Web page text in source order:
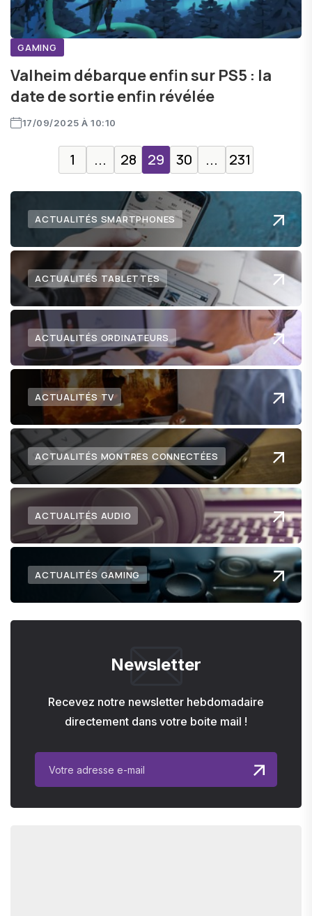
GAMING
Valheim débarque enfin sur PS5 : la
date de sortie enfin révélée
17/09/2025 À 10:10
1 ... 28 29 30 ... 231
ACTUALITÉS SMARTPHONES
ACTUALITÉS TABLETTES
ACTUALITÉS ORDINATEURS
ACTUALITÉS TV
ACTUALITÉS MONTRES CONNECTÉES
ACTUALITÉS AUDIO
ACTUALITÉS GAMING
Newsletter
Recevez notre newsletter hebdomadaire
directement dans votre boite mail !